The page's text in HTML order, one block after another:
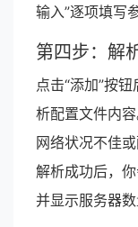
输入”逐项填写
第四步：解
点击“添加”按
析配置文件内
网络状况不佳
解析成功后，
并显示服务器数